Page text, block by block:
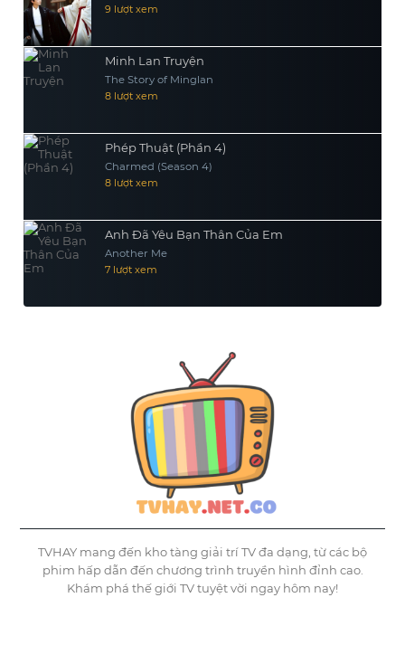
9 lượt xem
Minh Lan Truyện
The Story of Minglan
8 lượt xem
Phép Thuật (Phần 4)
Charmed (Season 4)
8 lượt xem
Anh Đã Yêu Bạn Thân Của Em
Another Me
7 lượt xem
TVHAY mang đến kho tàng giải trí TV đa dạng, từ các bộ
phim hấp dẫn đến chương trình truyền hình đỉnh cao.
Khám phá thế giới TV tuyệt vời ngay hôm nay!